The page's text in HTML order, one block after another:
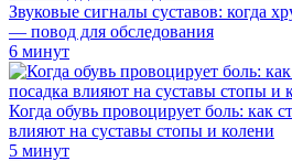
Звуковые сигналы суставов: когда
— повод для обследования
6 минут
Когда обувь провоцирует боль: как
влияют на суставы стопы и колени
5 минут